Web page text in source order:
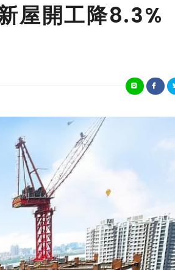
屋開工降8.3%